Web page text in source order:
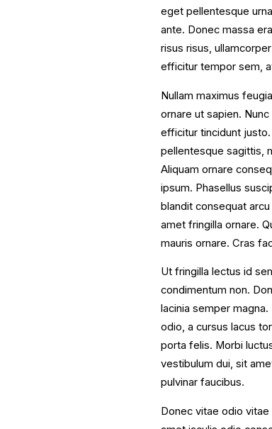
eget pellentesque
ante. Donec massa
risus risus,
efficitur tempor sem,
Nullam maximus
ornare ut sapien.
efficitur tincidunt
pellentesque sagittis,
Aliquam ornare
ipsum. Phasellus
blandit consequat
amet fringilla ornare.
mauris ornare. Cras
Ut fringilla lectus id
condimentum non.
lacinia semper
odio, a cursus lacus
porta felis. Morbi
vestibulum dui, sit
pulvinar faucibus.
Donec vitae odio